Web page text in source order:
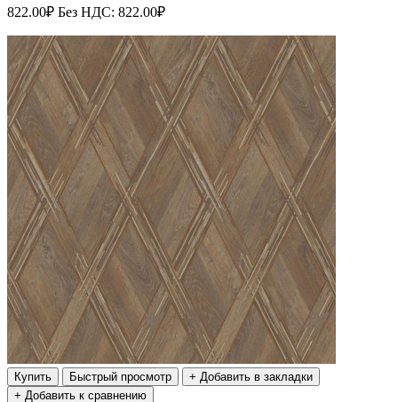
822.00₽ Без НДС: 822.00₽
Купить Быстрый просмотр
+ Добавить в закладки
+ Добавить к сравнению